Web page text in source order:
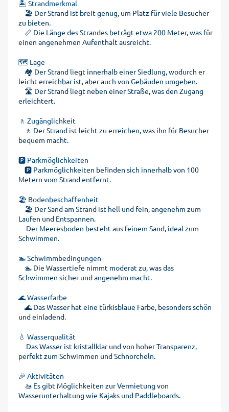
🏝️ Strandmerkmal
🏖️ Der Strand ist breit genug, um Platz für viele Besucher
zu bieten.
📏 Die Länge des Strandes beträgt etwa 200 Meter, was für
einen angenehmen Aufenthalt ausreicht.
🗺️ Lage
🏘️ Der Strand liegt innerhalb einer Siedlung, wodurch er
leicht erreichbar ist, aber auch von Gebäuden umgeben.
🛣️ Der Strand liegt neben einer Straße, was den Zugang
erleichtert.
🚶 Zugänglichkeit
🚶 Der Strand ist leicht zu erreichen, was ihn für Besucher
bequem macht.
🅿️ Parkmöglichkeiten
🅿️ Parkmöglichkeiten befinden sich innerhalb von 100
Metern vom Strand entfernt.
🏖️ Bodenbeschaffenheit
🏖️ Der Sand am Strand ist hell und fein, angenehm zum
Laufen und Entspannen.
Der Meeresboden besteht aus feinem Sand, ideal zum
Schwimmen.
🏊 Schwimmbedingungen
🏊 Die Wassertiefe nimmt moderat zu, was das
Schwimmen sicher und angenehm macht.
🌊 Wasserfarbe
🌊 Das Wasser hat eine türkisblaue Farbe, besonders schön
und einladend.
💧 Wasserqualität
Das Wasser ist kristallklar und von hoher Transparenz,
perfekt zum Schwimmen und Schnorcheln.
🎉 Aktivitäten
🚤 Es gibt Möglichkeiten zur Vermietung von
Wasserunterhaltung wie Kajaks und Paddleboards.